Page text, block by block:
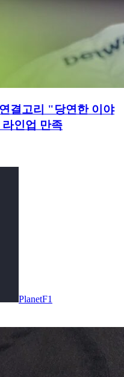
결고리 "당연한 이야
인업 만족
PlanetF1